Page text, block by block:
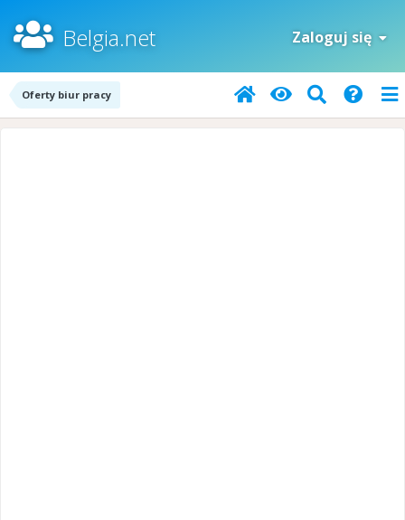
Belgia.net Zaloguj się
Oferty biur pracy